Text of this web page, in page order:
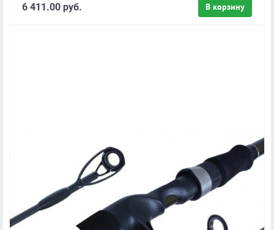
В корзину
6 411.00 руб.